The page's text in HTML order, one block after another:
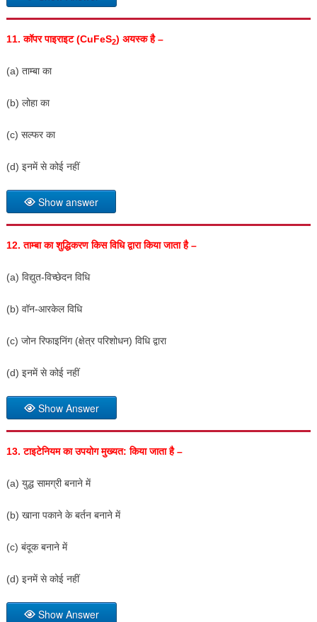
11.कॉपर पाइराइट (CuFeS2) अयस्क है –
(a) ताम्बा का
(b) लोहा का
(c) सल्फर का
(d) इनमें से कोई नहीं
Show answer
12.ताम्बा का शुद्धिकरण किस विधि द्वारा किया जाता है –
(a) विद्युत-विच्छेदन विधि
(b) वॉन-आरकेल विधि
(c) जोन रिफाइनिंग (क्षेत्र परिशोधन) विधि द्वारा
(d) इनमें से कोई नहीं
Show Answer
13.टाइटेनियम का उपयोग मुख्यत: किया जाता है –
(a) युद्ध सामग्री बनाने में
(b) खाना पकाने के बर्तन बनाने में
(c) बंदूक बनाने में
(d) इनमें से कोई नहीं
Show Answer